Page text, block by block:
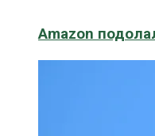
Amazon